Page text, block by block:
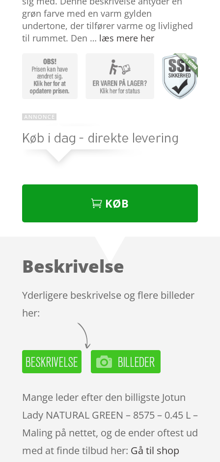
grøn farve med en varm gylden
undertone, der tilfører varme og livlighed
til rummet. Den … læs mere her
KØB
Beskrivelse
Yderligere beskrivelse og flere billeder
her:
Mange leder efter den billigste Jotun
Lady NATURAL GREEN – 8575 – 0.45 L –
Maling på nettet, og de ender oftest ud
med at finde tilbud her: Gå til shop